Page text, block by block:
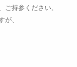
ご持参ください。
が、